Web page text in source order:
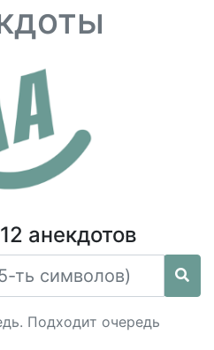
анекдотов
Подходит очередь